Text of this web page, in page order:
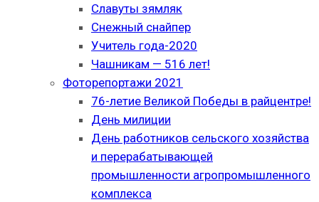
Славуты зямляк
Снежный снайпер
Учитель года-2020
Чашникам — 516 лет!
Фоторепортажи 2021
76-летие Великой Победы в райцентре!
День милиции
День работников сельского хозяйства
и перерабатывающей
промышленности агропромышленного
комплекса